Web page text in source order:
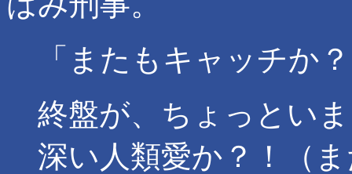
「またもキャッチか
終盤が、ちょっとい
深い人類愛か？！（